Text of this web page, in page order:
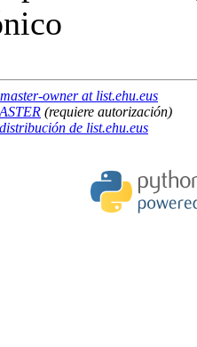
owner at list.ehu.eus
(requiere autorización)
de list.ehu.eus